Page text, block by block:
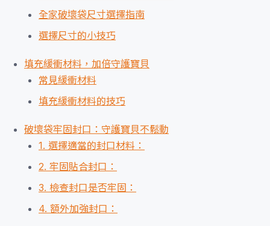
全家破壞袋尺寸選擇指南
選擇尺寸的小技巧
填充緩衝材料，加倍守護寶貝
常見緩衝材料
填充緩衝材料的技巧
破壞袋牢固封口：守護寶貝不鬆動
1. 選擇適當的封口材料：
2. 牢固貼合封口：
3. 檢查封口是否牢固：
4. 額外加強封口：